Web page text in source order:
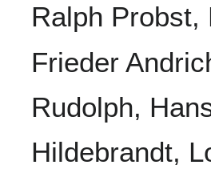
Ralph Probst,
Frieder
Rudolph,
Hildebrandt,